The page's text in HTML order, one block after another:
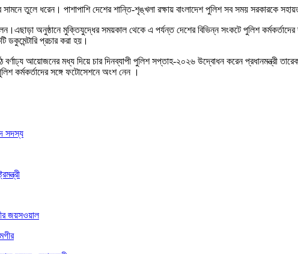
সামনে তুলে ধরেন। পাশাপাশি দেশের শান্তি-শৃঙ্খলা রক্ষায় বাংলাদেশ পুলিশ সব সময় সরকারকে
অনুষ্ঠানে মুক্তিযুদ্ধের সময়কাল থেকে এ পর্যন্ত দেশের বিভিন্ন সংকটে পুলিশ
ডকুমেন্টারি প্রচার করা হয়।
বর্ণাঢ্য আয়োজনের মধ্য দিয়ে চার দিনব্যাপী পুলিশ সপ্তাহ-২০২৬ উদ্বোধন করেন প্রধানমন্ত্রী
কর্মকর্তাদের সঙ্গে ফটোসেশনে অংশ নেন ।
সদস্য
জয়সওয়াল